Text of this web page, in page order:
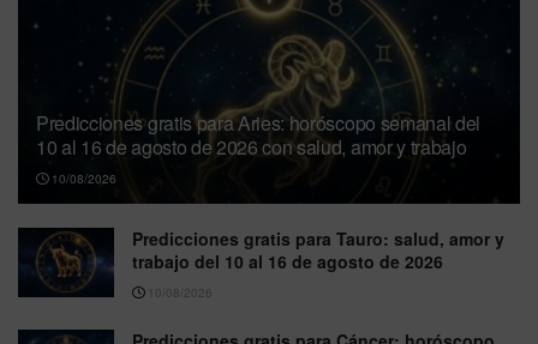
Predicciones gratis para Aries: horóscopo semanal del
10 al 16 de agosto de 2026 con salud, amor y trabajo
10/08/2026
Predicciones gratis para Tauro: salud, amor y
trabajo del 10 al 16 de agosto de 2026
10/08/2026